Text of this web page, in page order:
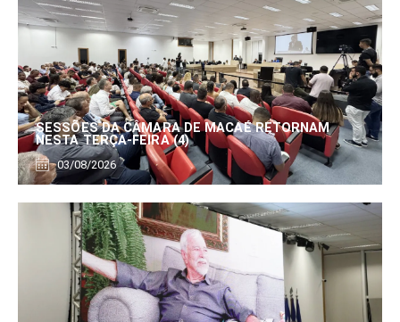
SESSÕES DA CÂMARA DE MACAÉ RETORNAM
NESTA TERÇA-FEIRA (4)
03/08/2026